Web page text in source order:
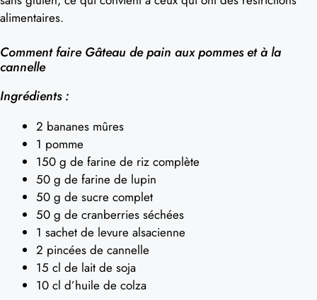
alimentaires.
Comment faire Gâteau de pain aux pommes et à la
cannelle
Ingrédients :
2 bananes mûres
1 pomme
150 g de farine de riz complète
50 g de farine de lupin
50 g de sucre complet
50 g de cranberries séchées
1 sachet de levure alsacienne
2 pincées de cannelle
15 cl de lait de soja
10 cl d’huile de colza